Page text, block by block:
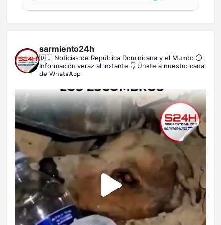
sarmiento24h
🇩🇴 Noticias de República Dominicana y el Mundo ⏱️
Información veraz al instante 👇 Únete a nuestro canal
de WhatsApp